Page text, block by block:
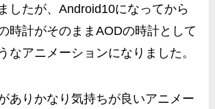
したが、Android10になってから
時計がそのままAODの時計として
なアニメーションになりました。
ありかなり気持ちが良いアニメー